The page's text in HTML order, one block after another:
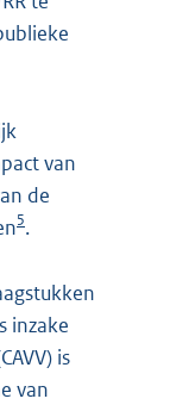
van
de
5.
inzake
is
van